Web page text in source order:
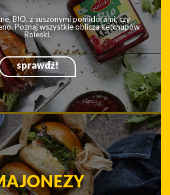
myślisz „Roleski”. Szeroka gama i smak
nie ma sobie równych.
Polubisz. Roleski.
sprawdź!